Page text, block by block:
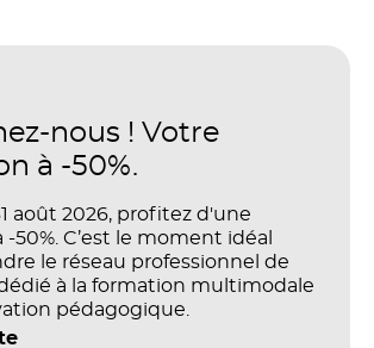
nous ! Votre
à -50%.
août 2026, profitez d'une
-50%. C’est le moment idéal
le réseau professionnel de
à la formation multimodale
pédagogique.